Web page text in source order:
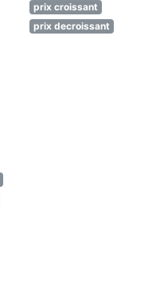
prix croissant
prix decroissant